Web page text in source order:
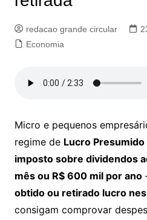
redacao grande circular
Economia
Micro e pequenos
regime de Lucro Presumido
imposto sobre dividendos
mês ou R$ 600 mil por ano
obtido ou retirado lucro
consigam comprovar